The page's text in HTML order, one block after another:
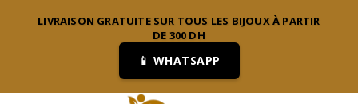
LIVRAISON GRATUITE SUR TOUS LES BIJOUX À PARTIR
DE 300 DH
📱 WHATSAPP